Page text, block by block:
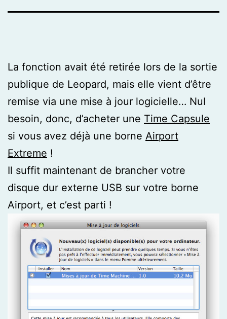
La fonction avait été retirée lors de la sortie
publique de Leopard, mais elle vient d’être
remise via une mise à jour logicielle… Nul
besoin, donc, d’acheter une Time Capsule
si vous avez déjà une borne Airport
Extreme !
Il suffit maintenant de brancher votre
disque dur externe USB sur votre borne
Airport, et c’est parti !